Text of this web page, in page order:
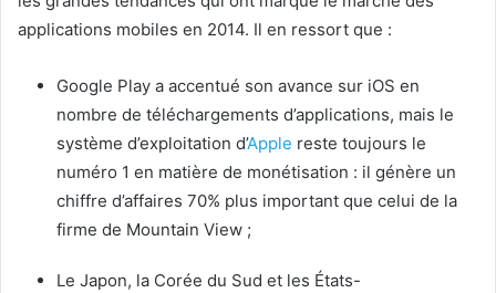
applications mobiles en 2014. Il en ressort que :
Google Play a accentué son avance sur iOS en
nombre de téléchargements d’applications, mais le
système d’exploitation d’Apple reste toujours le
numéro 1 en matière de monétisation : il génère un
chiffre d’affaires 70% plus important que celui de la
firme de Mountain View ;
Le Japon, la Corée du Sud et les États-